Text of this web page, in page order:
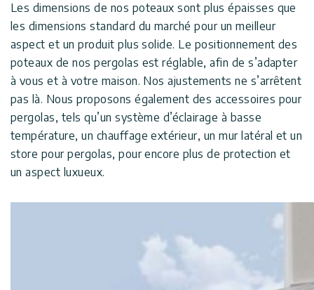
Les dimensions de nos poteaux sont plus épaisses que
les dimensions standard du marché pour un meilleur
aspect et un produit plus solide. Le positionnement des
poteaux de nos pergolas est réglable, afin de s’adapter
à vous et à votre maison. Nos ajustements ne s’arrêtent
pas là. Nous proposons également des accessoires pour
pergolas, tels qu’un système d’éclairage à basse
température, un chauffage extérieur, un mur latéral et un
store pour pergolas, pour encore plus de protection et
un aspect luxueux.